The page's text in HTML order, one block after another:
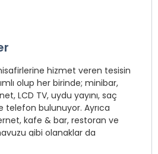
hizmet veren tesisin
olup her birinde; minibar,
LCD TV, uydu yayını, saç
telefon bulunuyor. Ayrıca
kafe & bar, restoran ve
gibi olanaklar da